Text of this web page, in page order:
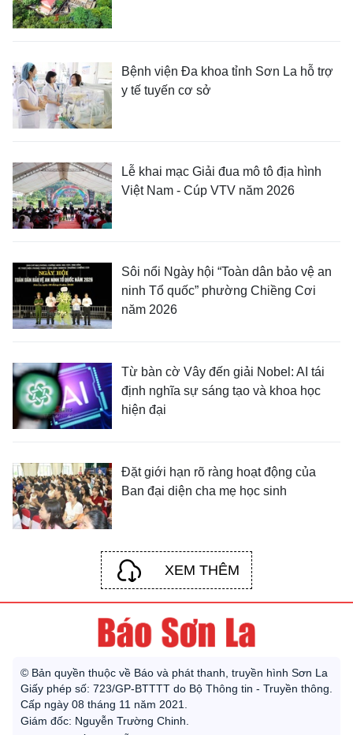
Bệnh viện Đa khoa tỉnh Sơn La hỗ trợ
y tế tuyến cơ sở
Lễ khai mạc Giải đua mô tô địa hình
Việt Nam - Cúp VTV năm 2026
Sôi nổi Ngày hội “Toàn dân bảo vệ an
ninh Tổ quốc” phường Chiềng Cơi
năm 2026
Từ bàn cờ Vây đến giải Nobel: AI tái
định nghĩa sự sáng tạo và khoa học
hiện đại
Đặt giới hạn rõ ràng hoạt động của
Ban đại diện cha mẹ học sinh
XEM THÊM
© Bản quyền thuộc về Báo và phát thanh, truyền hình Sơn La
Giấy phép số: 723/GP-BTTTT do Bộ Thông tin - Truyền thông.
Cấp ngày 08 tháng 11 năm 2021.
Giám đốc: Nguyễn Trường Chinh.